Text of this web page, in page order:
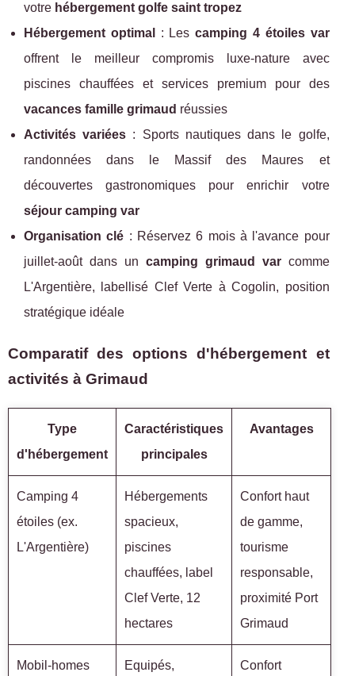
votre hébergement golfe saint tropez
Hébergement optimal
: Lescamping 4 étoiles var
offrent le meilleur compromis luxe-nature avec
piscines chauffées et services premium pour des
vacances famille grimaud réussies
Activités variées : Sports nautiques dans le golfe,
randonnées dans le Massif des Maures et
découvertes gastronomiques pour enrichir votre
séjour camping var
Organisation clé : Réservez 6 mois à l'avance pour
juillet-août dans un camping grimaud varcomme
L'Argentière, labellisé Clef Verte à Cogolin, position
stratégique idéale
Comparatif des options d'hébergement et
activités à Grimaud
Type
d'hébergement
Caractéristiques
principales
Avantages
Camping 4
étoiles (ex.
L'Argentière)
Hébergements
spacieux,
piscines
chauffées, label
Clef Verte, 12
hectares
Confort haut
de gamme,
tourisme
responsable,
proximité Port
Grimaud
Mobil-homes
Equipés,
Confort